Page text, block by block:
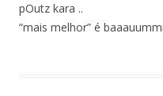
pOutz kara ..
“mais melhor” é